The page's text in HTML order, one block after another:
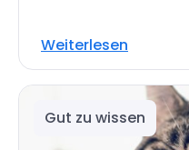
Weiterlesen
Gut zu wissen